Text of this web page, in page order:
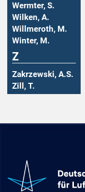
Wermter, S.
Wilken, A.
Willmeroth, M.
Winter, M.
Z
Zakrzewski, A.S.
Zill, T.